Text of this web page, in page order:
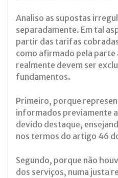
Analiso as supostas
separadamente. Em tal
partir das tarifas
como afirmado pela parte
realmente devem ser
fundamentos.
Primeiro, porque
informados previamente
devido destaque,
nos termos do artigo 46
Segundo, porque não
dos serviços, numa justa